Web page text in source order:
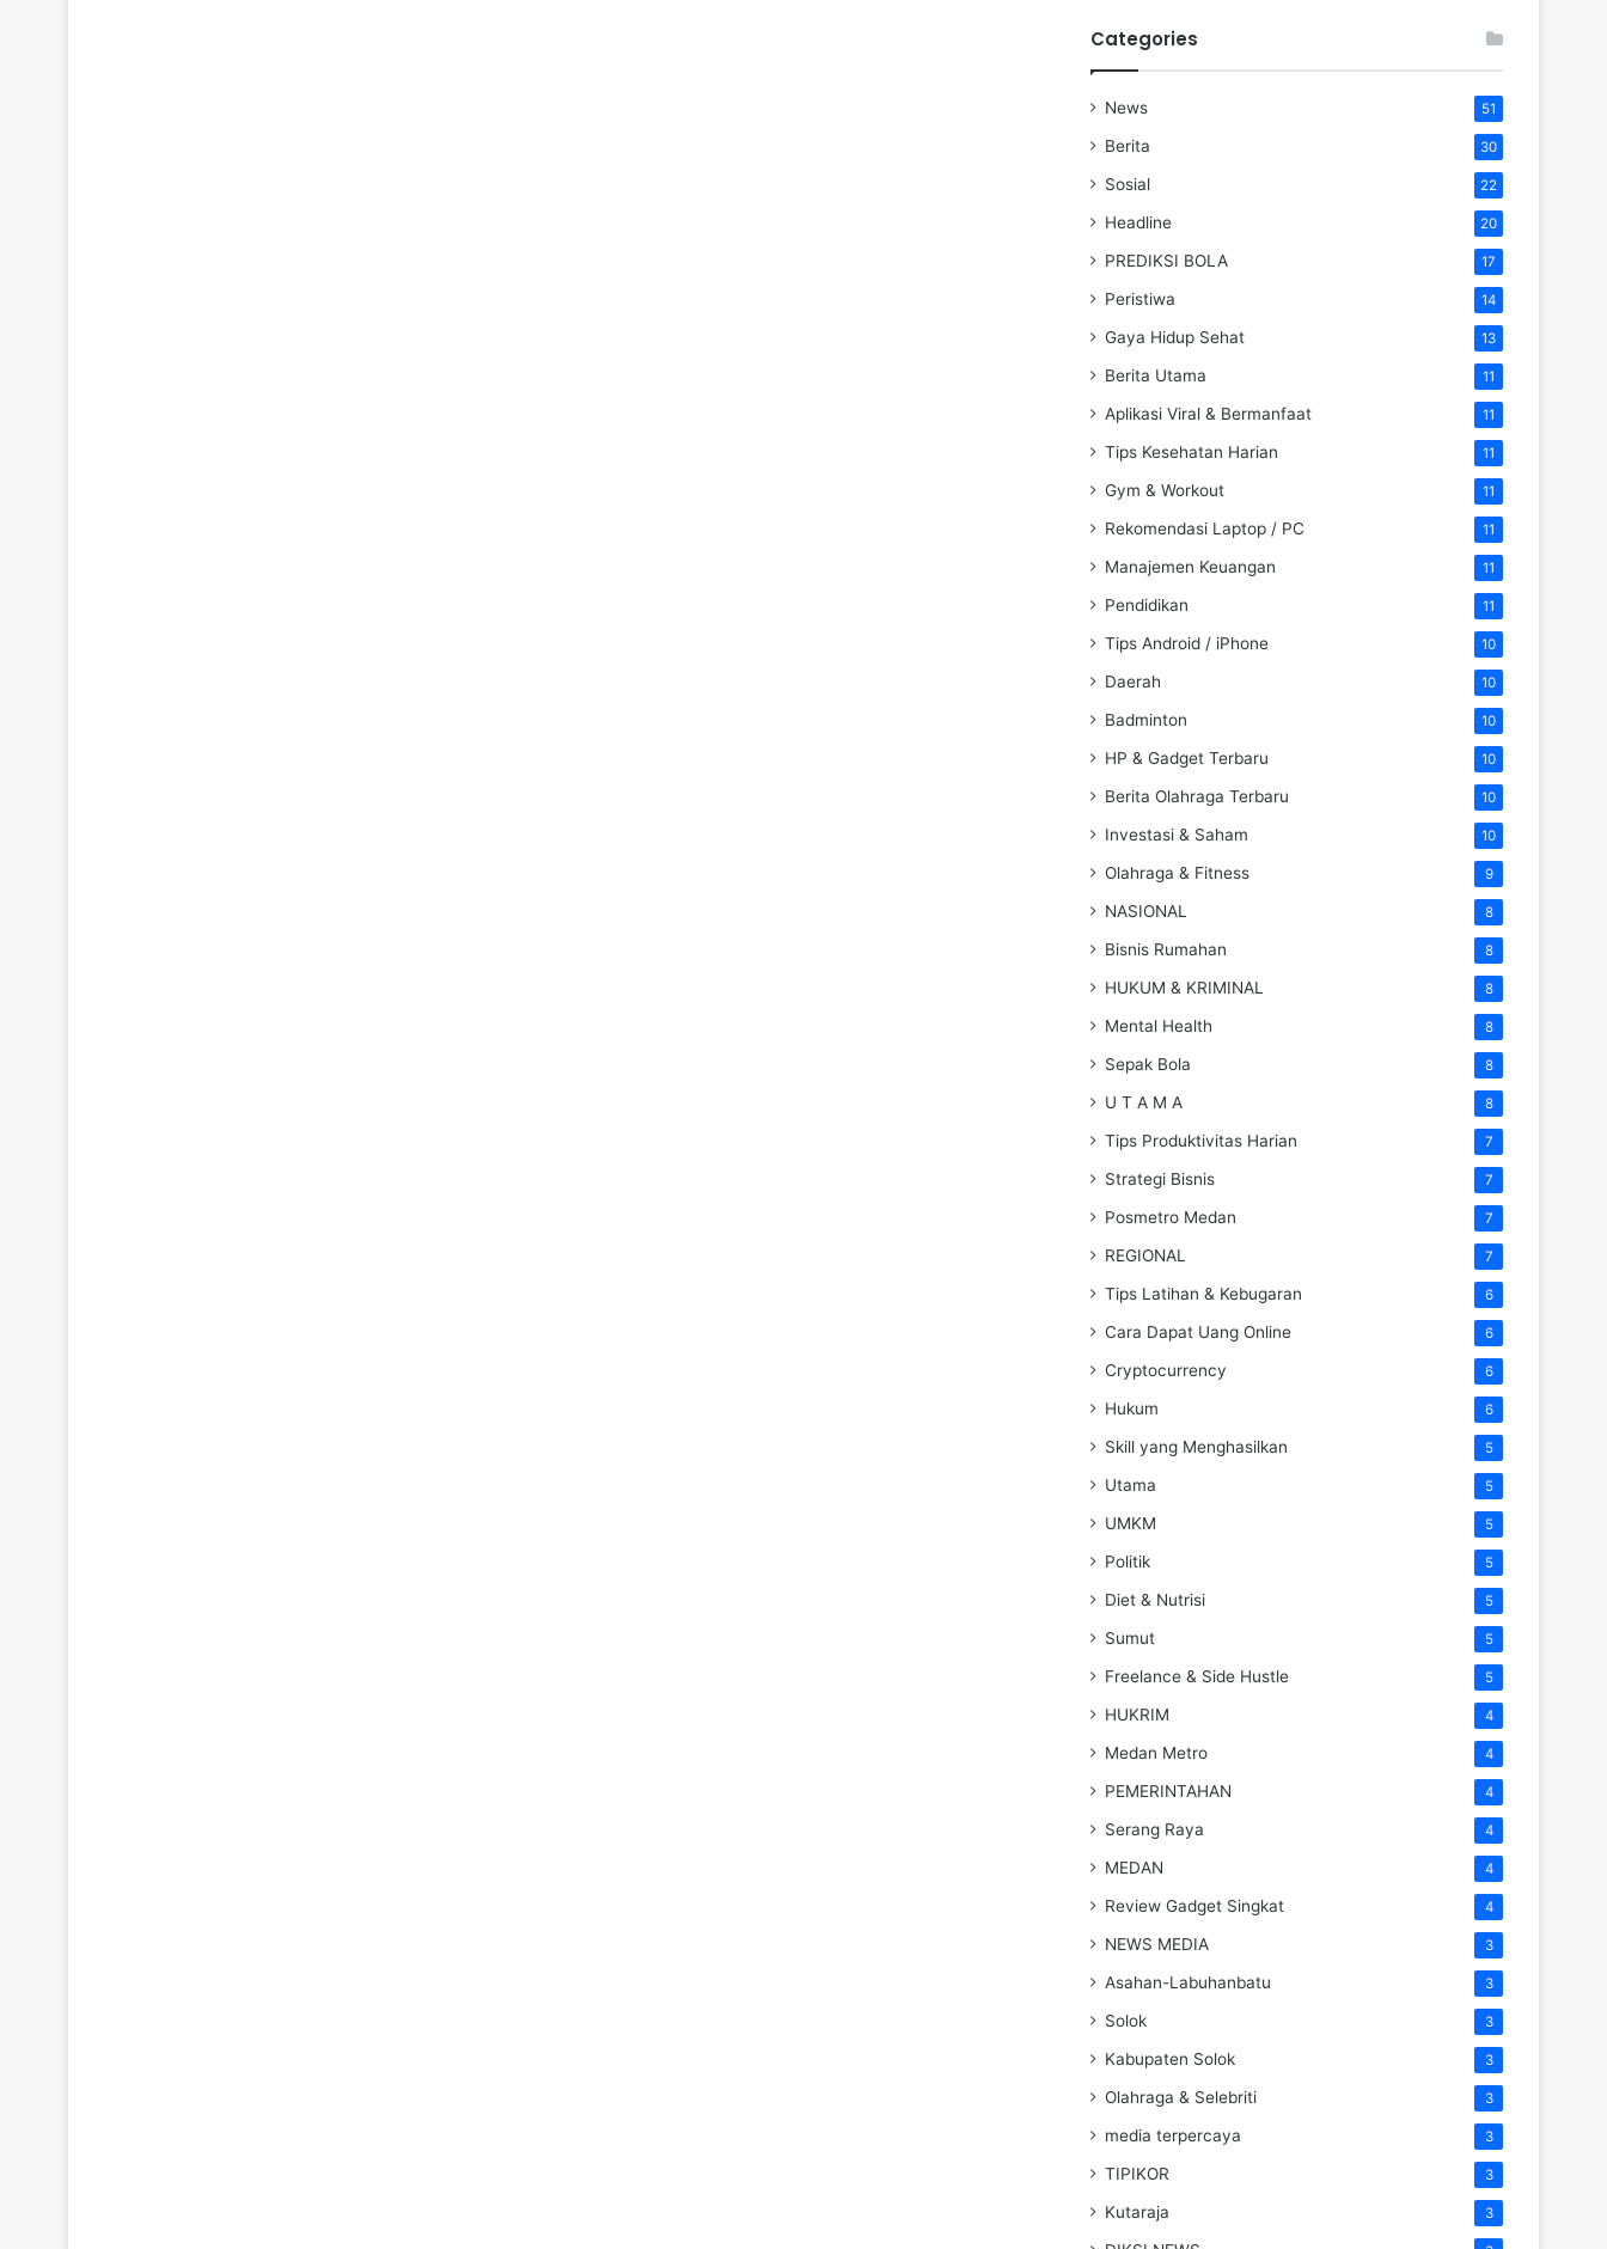
Categories
News 51
Berita 30
Sosial 22
Headline 20
PREDIKSI BOLA 17
Peristiwa 14
Gaya Hidup Sehat 13
Berita Utama 11
Aplikasi Viral & Bermanfaat 11
Tips Kesehatan Harian 11
Gym & Workout 11
Rekomendasi Laptop / PC 11
Manajemen Keuangan 11
Pendidikan 11
Tips Android / iPhone 10
Daerah 10
Badminton 10
HP & Gadget Terbaru 10
Berita Olahraga Terbaru 10
Investasi & Saham 10
Olahraga & Fitness 9
NASIONAL 8
Bisnis Rumahan 8
HUKUM & KRIMINAL 8
Mental Health 8
Sepak Bola 8
U T A M A 8
Tips Produktivitas Harian 7
Strategi Bisnis 7
Posmetro Medan 7
REGIONAL 7
Tips Latihan & Kebugaran 6
Cara Dapat Uang Online 6
Cryptocurrency 6
Hukum 6
Skill yang Menghasilkan 5
Utama 5
UMKM 5
Politik 5
Diet & Nutrisi 5
Sumut 5
Freelance & Side Hustle 5
HUKRIM 4
Medan Metro 4
PEMERINTAHAN 4
Serang Raya 4
MEDAN 4
Review Gadget Singkat 4
NEWS MEDIA 3
Asahan-Labuhanbatu 3
Solok 3
Kabupaten Solok 3
Olahraga & Selebriti 3
media terpercaya 3
TIPIKOR 3
Kutaraja 3